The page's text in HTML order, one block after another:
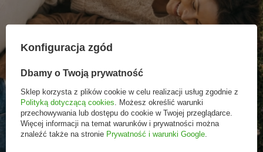
Konfiguracja zgód
Dbamy o Twoją prywatność
Sklep korzysta z plików cookie w celu realizacji usług zgodnie z
Polityką dotyczącą cookies . Możesz określić warunki
przechowywania lub dostępu do cookie w Twojej przeglądarce.
Więcej informacji na temat warunków i prywatności można
znaleźć także na stronie Prywatność i warunki Google